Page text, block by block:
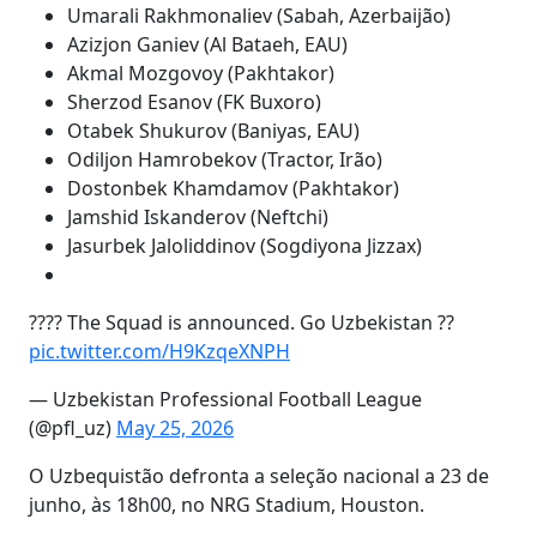
Umarali Rakhmonaliev (Sabah, Azerbaijão)
Azizjon Ganiev (Al Bataeh, EAU)
Akmal Mozgovoy (Pakhtakor)
Sherzod Esanov (FK Buxoro)
Otabek Shukurov (Baniyas, EAU)
Odiljon Hamrobekov (Tractor, Irão)
Dostonbek Khamdamov (Pakhtakor)
Jamshid Iskanderov (Neftchi)
Jasurbek Jaloliddinov (Sogdiyona Jizzax)
???? The Squad is announced. Go Uzbekistan ??
pic.twitter.com/H9KzqeXNPH
— Uzbekistan Professional Football League
(@pfl_uz) May 25, 2026
O Uzbequistão defronta a seleção nacional a 23 de
junho, às 18h00, no NRG Stadium, Houston.